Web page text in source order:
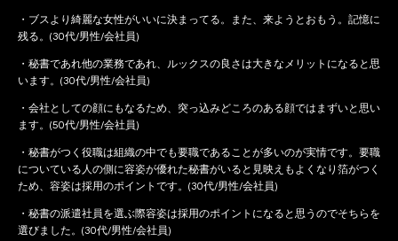
・ブスより綺麗な女性がいいに決まってる。また、来ようとおもう。記憶に
残る。(30代/男性/会社員)
・秘書であれ他の業務であれ、ルックスの良さは大きなメリットになると思
います。(30代/男性/会社員)
・会社としての顔にもなるため、突っ込みどころのある顔ではまずいと思い
ます。(50代/男性/会社員)
・秘書がつく役職は組織の中でも要職であることが多いのが実情です。要職
についている人の側に容姿が優れた秘書がいると見映えもよくなり箔がつく
ため、容姿は採用のポイントです。(30代/男性/会社員)
・秘書の派遣社員を選ぶ際容姿は採用のポイントになると思うのでそちらを
選びました。(30代/男性/会社員)